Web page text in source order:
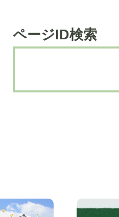
検
索
ページID検索
2